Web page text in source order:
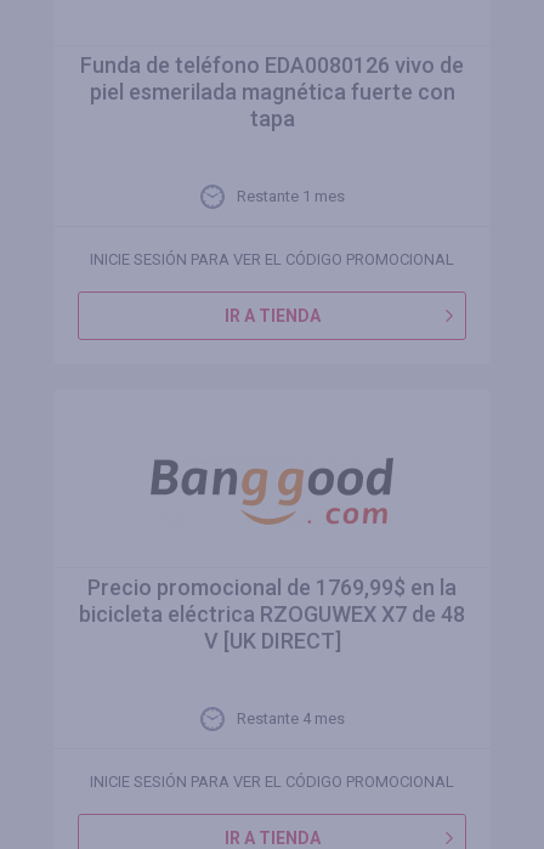
Funda de teléfono EDA0080126 vivo de
piel esmerilada magnética fuerte con
tapa
Restante 1 mes
INICIE SESIÓN PARA VER EL CÓDIGO PROMOCIONAL
IR A TIENDA
Precio promocional de 1769,99$ en la
bicicleta eléctrica RZOGUWEX X7 de 48
V [UK DIRECT]
Restante 4 mes
INICIE SESIÓN PARA VER EL CÓDIGO PROMOCIONAL
IR A TIENDA